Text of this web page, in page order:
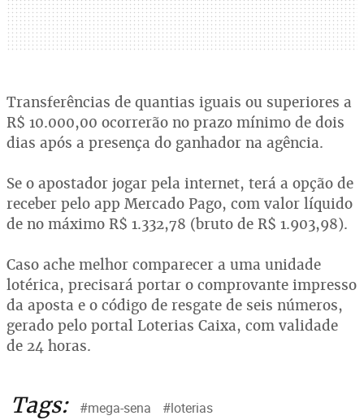
Transferências de quantias iguais ou superiores a
R$ 10.000,00 ocorrerão no prazo mínimo de dois
dias após a presença do ganhador na agência.
Se o apostador jogar pela internet, terá a opção de
receber pelo app Mercado Pago, com valor líquido
de no máximo R$ 1.332,78 (bruto de R$ 1.903,98).
Caso ache melhor comparecer a uma unidade
lotérica, precisará portar o comprovante impresso
da aposta e o código de resgate de seis números,
gerado pelo portal Loterias Caixa, com validade
de 24 horas.
Tags: #mega-sena #loterias